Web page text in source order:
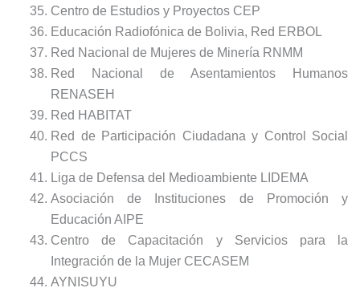
Centro de Estudios y Proyectos CEP
Educación Radiofónica de Bolivia, Red ERBOL
Red Nacional de Mujeres de Minería RNMM
Red Nacional de Asentamientos Humanos
RENASEH
Red HABITAT
Red de Participación Ciudadana y Control Social
PCCS
Liga de Defensa del Medioambiente LIDEMA
Asociación de Instituciones de Promoción y
Educación AIPE
Centro de Capacitación y Servicios para la
Integración de la Mujer CECASEM
AYNISUYU